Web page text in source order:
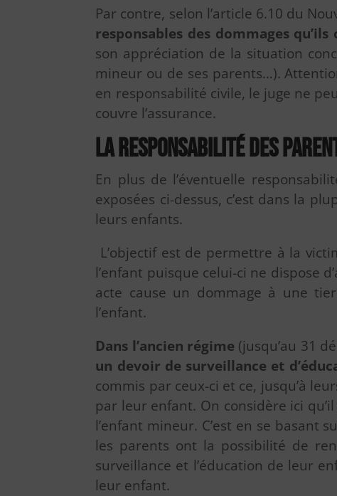
Par contre, selon l’article 6.10 du
responsables des dommages qu’ils
son appréciation de la situation
mineur ou de ses parents…).
en responsabilité civile, le juge ne
couvre l’assurance.
La responsabilité des
En plus de l’éventuelle
exposées ci-dessus, c’est dans la
leurs enfants.
L’objectif est de permettre à la
l’enfant puisque celui-ci ne dispose
acte cause un dommage à une
l’enfant.
Dans l’ancien régime (jusqu’au 31
un devoir de surveillance et
commis par ceux-ci et ce, jusqu’à
par leur enfant. On considère ici
l’enfant mineur. C’est en se
les parents ont la possibilité de
surveillance et l’éducation de leur
leur enfant.